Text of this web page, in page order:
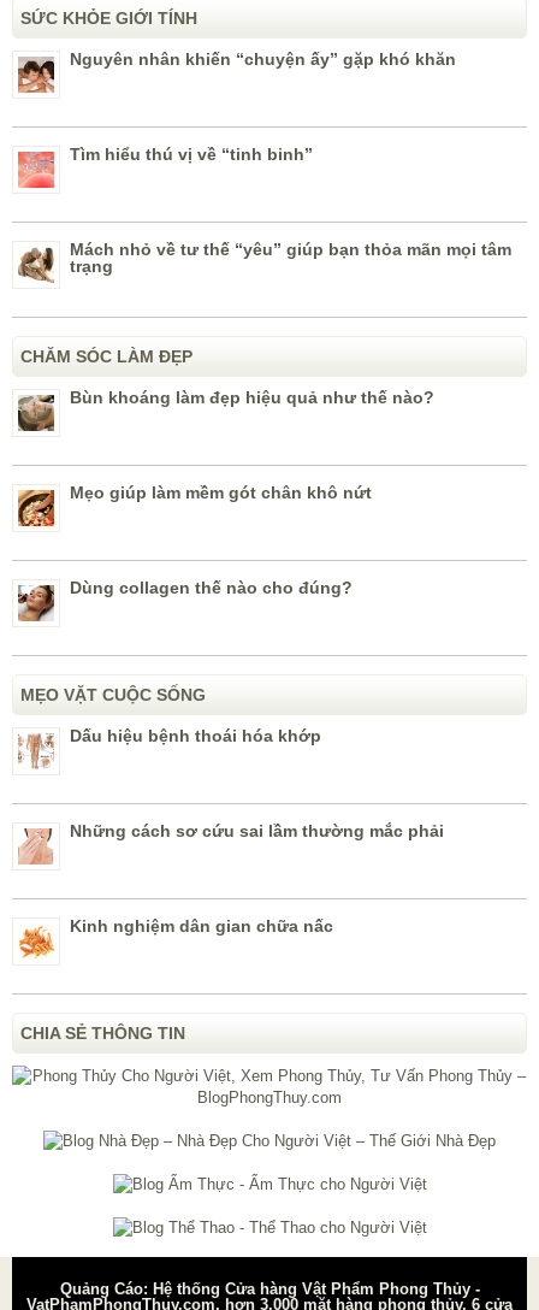
SỨC KHỎE GIỚI TÍNH
Nguyên nhân khiến “chuyện ấy” gặp khó khăn
Tìm hiểu thú vị về “tinh binh”
Mách nhỏ về tư thế “yêu” giúp bạn thỏa mãn mọi tâm
trạng
CHĂM SÓC LÀM ĐẸP
Bùn khoáng làm đẹp hiệu quả như thế nào?
Mẹo giúp làm mềm gót chân khô nứt
Dùng collagen thế nào cho đúng?
MẸO VẶT CUỘC SỐNG
Dấu hiệu bệnh thoái hóa khớp
Những cách sơ cứu sai lầm thường mắc phải
Kinh nghiệm dân gian chữa nấc
CHIA SẺ THÔNG TIN
Quảng Cáo: Hệ thống Cửa hàng Vật Phẩm Phong Thủy -
VatPhamPhongThuy.com, hơn 3.000 mặt hàng phong thủy, 6 cửa